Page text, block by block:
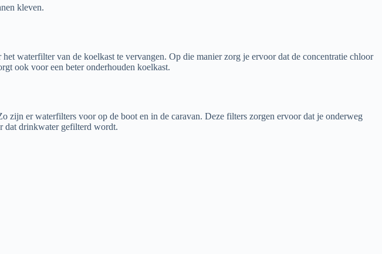
kleven.
waterfilter van de koelkast te vervangen. Op die manier zorg je ervoor dat de concentratie chloor
ook voor een beter onderhouden koelkast.
er waterfilters voor op de boot en in de caravan. Deze filters zorgen ervoor dat je onderweg
dat drinkwater gefilterd wordt.